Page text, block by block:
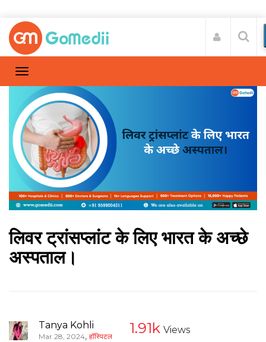
लिवर ट्रांसप्लांट के लिए भारत के अच्छे
अस्पताल।
Tanya Kohli
Mar 28, 2024, हॉस्पिटल 1.91k Views